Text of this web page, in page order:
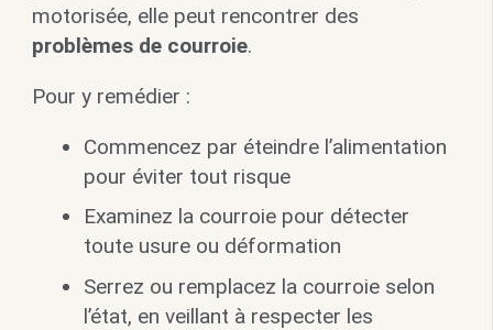
motorisée, elle peut rencontrer des
problèmes de courroie.
Pour y remédier :
Commencez par éteindre l’alimentation
pour éviter tout risque
Examinez la courroie pour détecter
toute usure ou déformation
Serrez ou remplacez la courroie selon
l’état, en veillant à respecter les